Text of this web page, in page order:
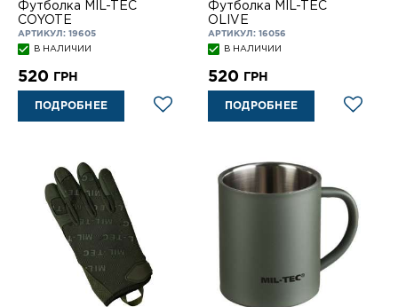
Футболка MIL-TEC
COYOTE
АРТИКУЛ: 19605
В НАЛИЧИИ
520 ГРН
ПОДРОБНЕЕ
Футболка MIL-TEC
OLIVE
АРТИКУЛ: 16056
В НАЛИЧИИ
520 ГРН
ПОДРОБНЕЕ